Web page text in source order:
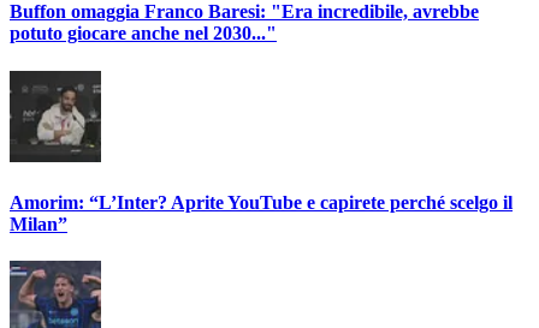
Buffon omaggia Franco Baresi: "Era incredibile, avrebbe
potuto giocare anche nel 2030..."
Amorim: “L’Inter? Aprite YouTube e capirete perché scelgo il
Milan”